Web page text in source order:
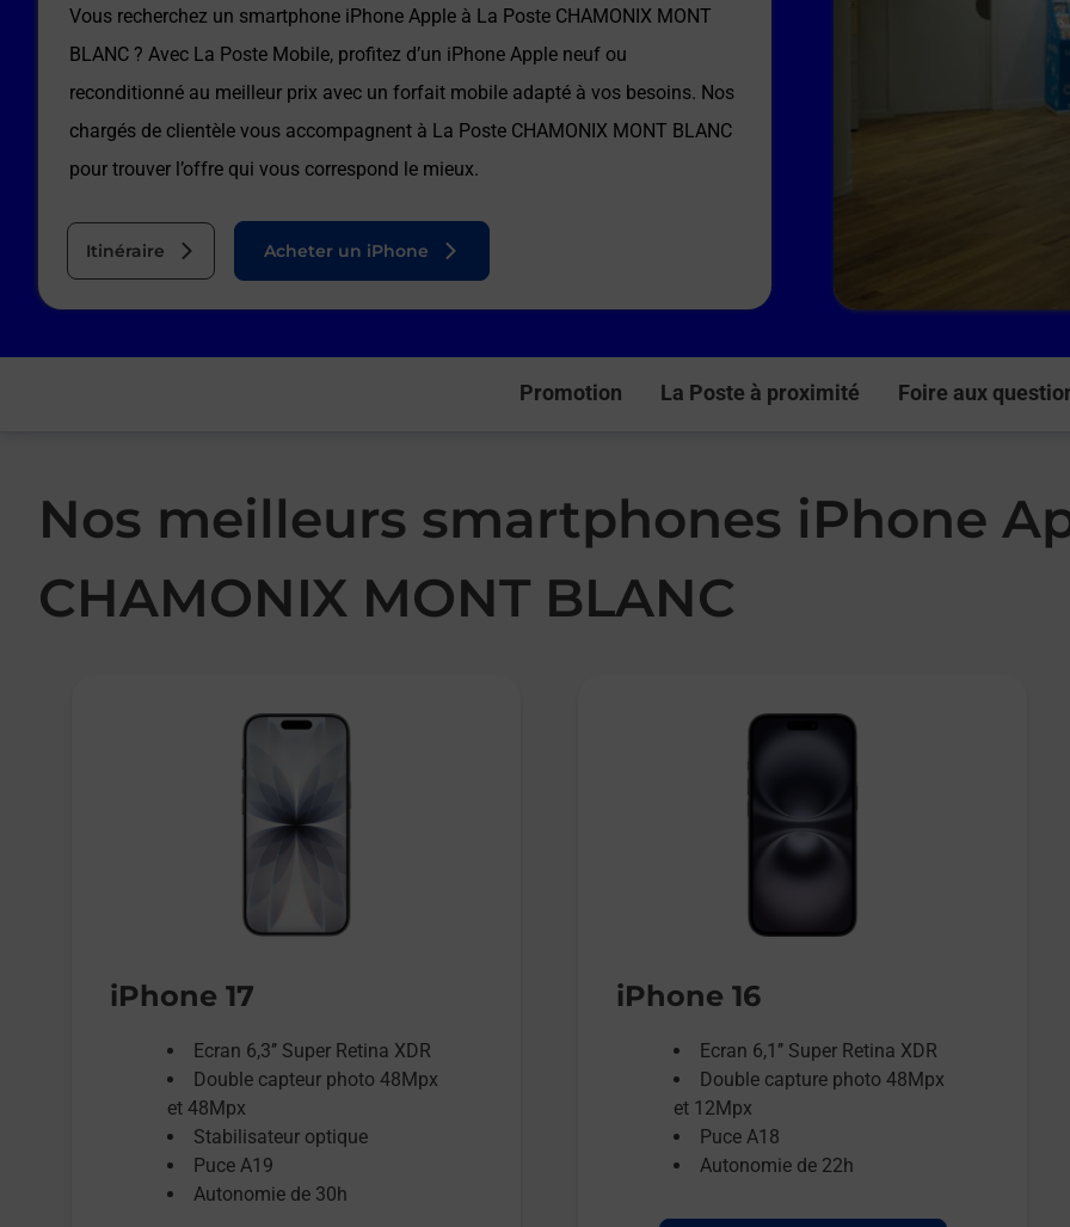
Vous recherchez un smartphone iPhone Apple à La Poste CHAMONIX MONT
BLANC ? Avec La Poste Mobile, profitez d’un iPhone Apple neuf ou
reconditionné au meilleur prix avec un forfait mobile adapté à vos besoins. Nos
chargés de clientèle vous accompagnent à La Poste CHAMONIX MONT BLANC
pour trouver l’offre qui vous correspond le mieux.
Itinéraire Acheter un iPhone
Promotion La Poste à proximité Foire aux
Nos meilleurs smartphones iPhone
CHAMONIX MONT BLANC
iPhone 17
Ecran 6,3’’ Super Retina XDR
Double capteur photo 48Mpx
et 48Mpx
Stabilisateur optique
Puce A19
Autonomie de 30h
iPhone 16
Ecran 6,1’’ Super Retina XDR
Double capture photo 48Mpx
et 12Mpx
Puce A18
Autonomie de 22h